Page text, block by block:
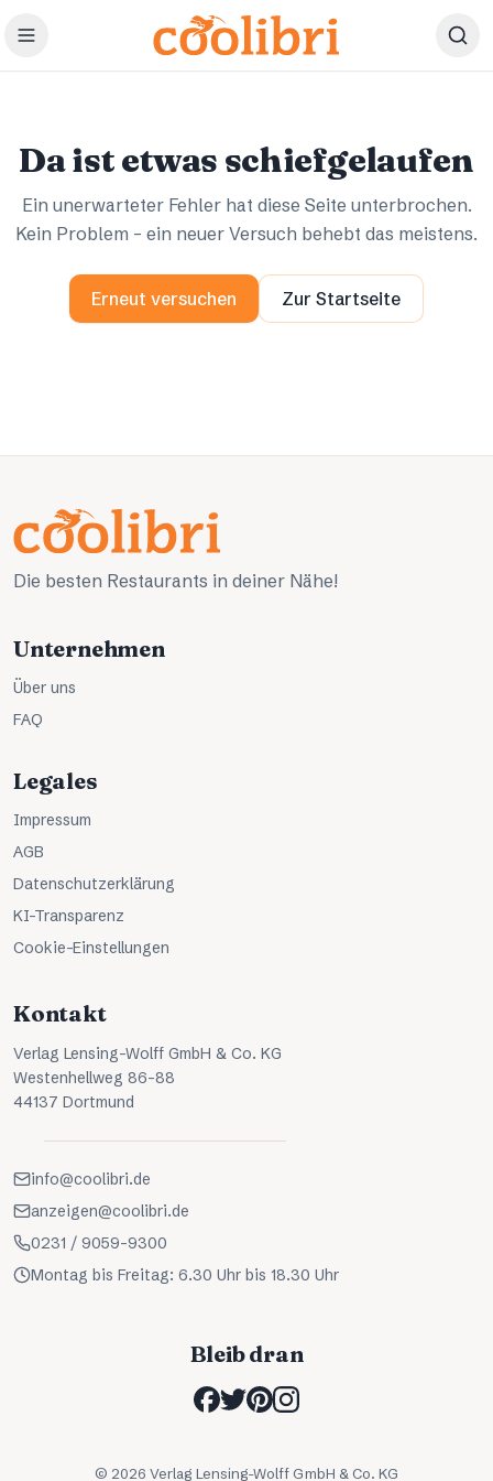
Zum Hauptinhalt springen
Da ist etwas schiefgelaufen
Ein unerwarteter Fehler hat diese Seite unterbrochen.
Kein Problem – ein neuer Versuch behebt das meistens.
Erneut versuchen Zur Startseite
Die besten Restaurants in deiner Nähe!
Unternehmen
Über uns
FAQ
Legales
Impressum
AGB
Datenschutzerklärung
KI-Transparenz
Cookie-Einstellungen
Kontakt
Verlag Lensing-Wolff GmbH & Co. KG
Westenhellweg 86-88
44137 Dortmund
info@coolibri.de
anzeigen@coolibri.de
0231 / 9059-9300
Montag bis Freitag: 6.30 Uhr bis 18.30 Uhr
Bleib dran
© 2026 Verlag Lensing-Wolff GmbH & Co. KG